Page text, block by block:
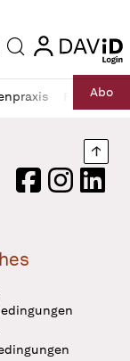
Suche login
RechtAbo
FacebookInstagram